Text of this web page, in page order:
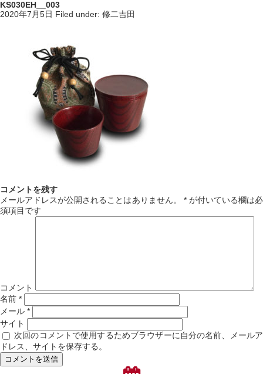
KS030EH__003
2020年7月5日 Filed under: 修二吉田
コメントを残す
メールアドレスが公開されることはありません。
*が付いている欄は必
須項目です
コメント
名前 *
メール *
サイト
次回のコメントで使用するためブラウザーに自分の名前、メールア
ドレス、サイトを保存する。